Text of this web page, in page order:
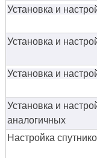
Установка и
Установка и
Установка и
Установка и
аналогичных
Настройка